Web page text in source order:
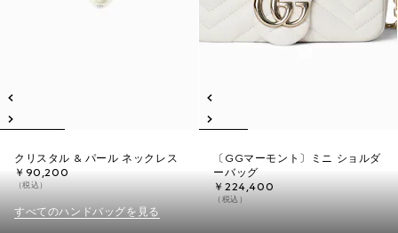
クリスタル & パール ネックレス
￥90,200
（税込）
〔GGマーモント〕ミニ ショルダ
ーバッグ
￥224,400
（税込）
すべてのハンドバッグを見る